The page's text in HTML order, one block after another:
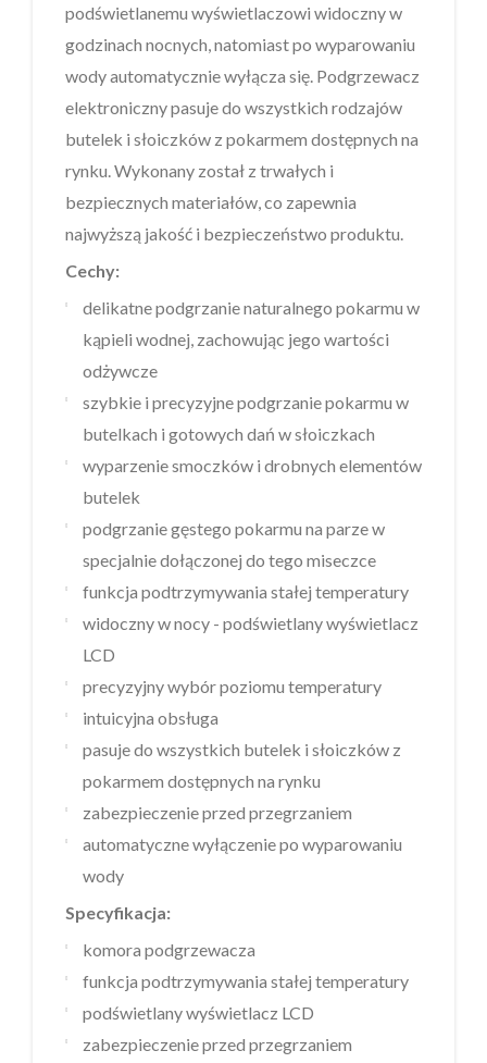
podświetlanemu wyświetlaczowi widoczny w
godzinach nocnych, natomiast po wyparowaniu
wody automatycznie wyłącza się. Podgrzewacz
elektroniczny pasuje do wszystkich rodzajów
butelek i słoiczków z pokarmem dostępnych na
rynku. Wykonany został z trwałych i
bezpiecznych materiałów, co zapewnia
najwyższą jakość i bezpieczeństwo produktu.
Cechy:
delikatne podgrzanie naturalnego pokarmu w
kąpieli wodnej, zachowując jego wartości
odżywcze
szybkie i precyzyjne podgrzanie pokarmu w
butelkach i gotowych dań w słoiczkach
wyparzenie smoczków i drobnych elementów
butelek
podgrzanie gęstego pokarmu na parze w
specjalnie dołączonej do tego miseczce
funkcja podtrzymywania stałej temperatury
widoczny w nocy - podświetlany wyświetlacz
LCD
precyzyjny wybór poziomu temperatury
intuicyjna obsługa
pasuje do wszystkich butelek i słoiczków z
pokarmem dostępnych na rynku
zabezpieczenie przed przegrzaniem
automatyczne wyłączenie po wyparowaniu
wody
Specyfikacja:
komora podgrzewacza
funkcja podtrzymywania stałej temperatury
podświetlany wyświetlacz LCD
zabezpieczenie przed przegrzaniem